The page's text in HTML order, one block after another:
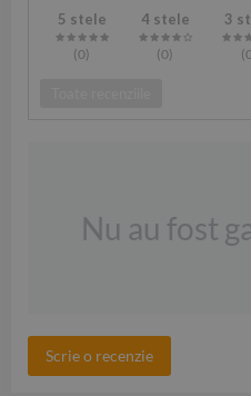
5 stele
(0)
4 stele
(0)
3
Nu au fost
Scrie o recenzie